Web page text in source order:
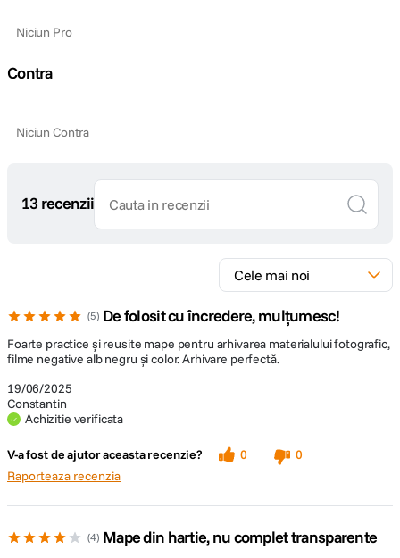
Niciun Pro
Contra
Niciun Contra
13 recenzii
5 De folosit cu încredere, mulțumesc!
19/06/2025
Constantin
Achizitie verificata
Foarte practice și reusite mape pentru arhivarea materialului fotografic,
filme negative alb negru și color. Arhivare perfectă.
V-a fost de ajutor aceasta recenzie? 0
0
Raporteaza recenzia
4 Mape din hartie, nu complet transparente